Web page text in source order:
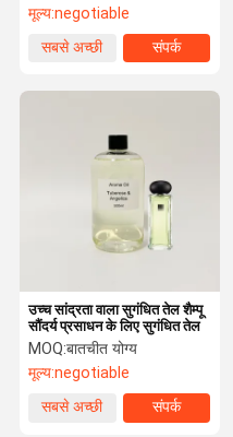
कारखाने का दौरा गुणवत्ता नियंत्रण
मूल्य:negotiable
सबसे अच्छी
संपर्क
उच्च सांद्रता वाला सुगंधित तेल शैम्पू
सौंदर्य प्रसाधन के लिए सुगंधित तेल
MOQ:बातचीत योग्य
मूल्य:negotiable
सबसे अच्छी
संपर्क